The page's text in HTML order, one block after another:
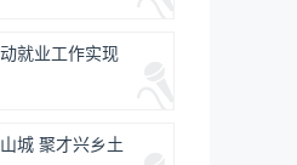
就业工作实现
城 聚才兴乡土